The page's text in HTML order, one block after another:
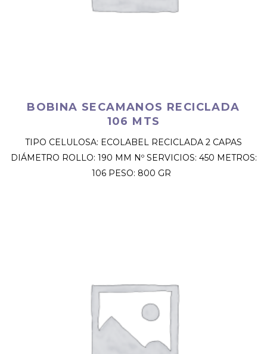
BOBINA SECAMANOS RECICLADA
106 MTS
TIPO CELULOSA: ECOLABEL RECICLADA 2 CAPAS
DIÁMETRO ROLLO: 190 MM Nº SERVICIOS: 450 METROS:
106 PESO: 800 GR